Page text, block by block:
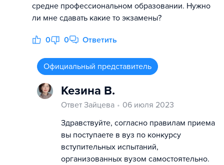
средне профессиональном образовании. Нужно
ли мне сдавать какие то экзамены?
0 0 Ответить
Официальный представитель
Кезина В.
Ответ Зайцева
06 июля 2023
Здравствуйте, согласно правилам приема
вы поступаете в вуз по конкурсу
вступительных испытаний,
организованных вузом самостоятельно.